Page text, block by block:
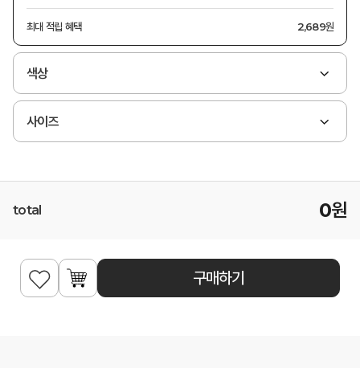
최대 적립 혜택 2,689원
색상
사이즈
total 0원
구매하기